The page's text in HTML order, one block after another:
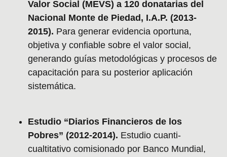
Valor Social (MEVS) a 120 donatarias del
Nacional Monte de Piedad, I.A.P. (2013-
2015). Para generar evidencia oportuna,
objetiva y confiable sobre el valor social,
generando guías metodológicas y procesos de
capacitación para su posterior aplicación
sistemática.
Estudio “Diarios Financieros de los
Pobres” (2012-2014). Estudio cuanti-
cualtitativo comisionado por Banco Mundial,